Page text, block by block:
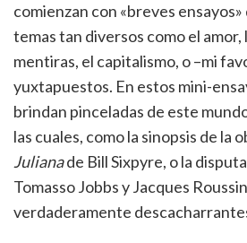
comienzan con «breves
temas tan diversos como el amor,
mentiras, el capitalismo, o –mi
yuxtapuestos. En estos mini-
brindan pinceladas de este
las cuales, como la sinopsis de la
Julianade Bill Sixpyre, o la
Tomasso Jobbs y Jacques
verdaderamente